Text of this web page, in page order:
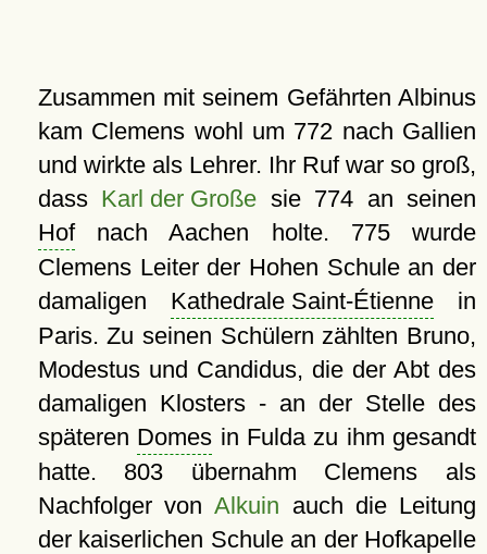
Zusammen mit seinem Gefährten Albinus
kam Clemens wohl um 772 nach Gallien
und wirkte als Lehrer. Ihr Ruf war so groß,
dass Karl der Große sie 774 an seinen
Hofnach Aachen holte. 775 wurde
Clemens Leiter der Hohen Schule an der
damaligen Kathedrale Saint-Étiennein
Paris. Zu seinen Schülern zählten Bruno,
Modestus und Candidus, die der Abt des
damaligen Klosters - an der Stelle des
späteren Domes in Fulda zu ihm gesandt
hatte. 803 übernahm Clemens als
Nachfolger vonAlkuin auch die Leitung
der kaiserlichen Schule an der Hofkapelle